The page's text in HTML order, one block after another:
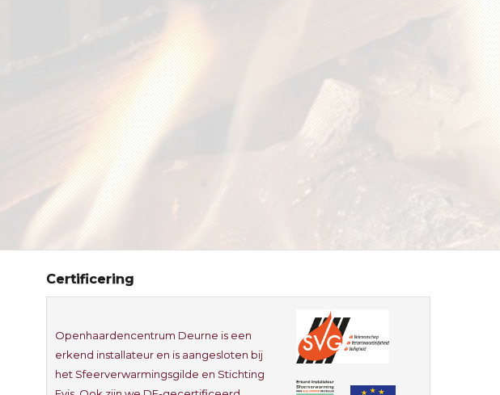
Certificering
Openhaardencentrum Deurne is een
erkend installateur en is aangesloten bij
het Sfeerverwarmingsgilde en Stichting